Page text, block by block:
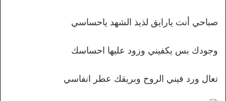
صباحي أنت يارايق لذيذ الشهد ياحساسي
وجودك بس يكفيني وزود عليها احساسك
تعال ورد فيني الروح وبريقك عطر انفاسي